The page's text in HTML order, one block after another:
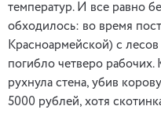
температур. И все равно
обходилось: во время
Красноармейской) с
погибло четверо
рухнула стена, убив
5000 рублей, хотя